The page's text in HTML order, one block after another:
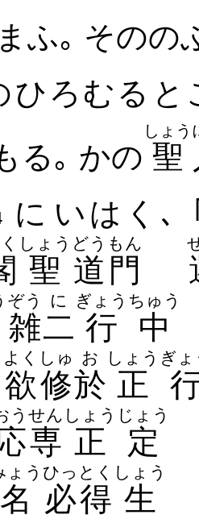
ふ｡ その​の
ひろむる​と
る｡ かの 聖
しょう
に​いはく､
聖
しょう
道
どう
門
もん
雑
ぞう
二
に
行
ぎょう
中
ちゅう
欲修
よくしゅ
於
お
正
しょうぎょ
う
専
せん
正定
しょうじょう
ょう
必得
ひっとく
生
しょう